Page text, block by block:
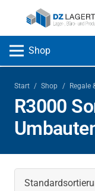
Shop
Start / Shop / Regale
R3000